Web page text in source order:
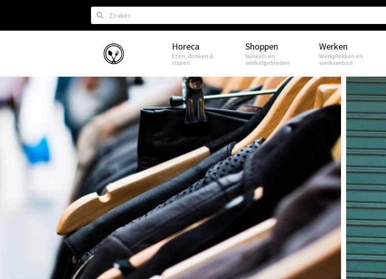
Zoeken
Eindhoven Horeca
Eten, drinken &
slapen
Shoppen
Winkels en
winkelgebieden
Werken
Werkplekken en
werkaanbod